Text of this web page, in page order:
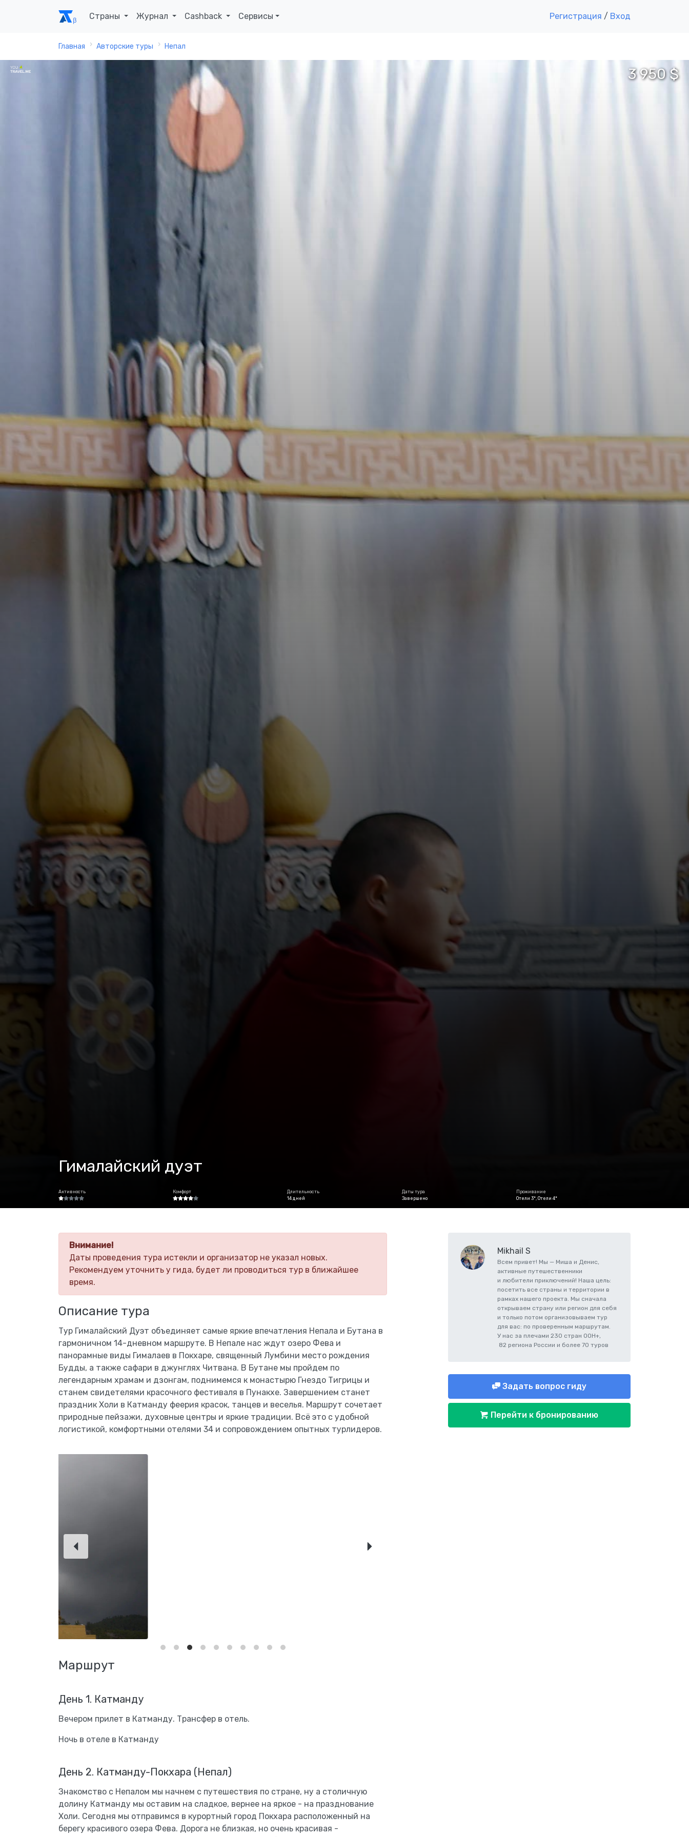
Страны Журнал Cashback Сервисы Регистрация / Вход
Главная Авторские туры Непал
3 950 $
Гималайский дуэт
Активность Комфорт
Длительность
14 дней
Даты тура
Завершено
Проживание
Отели 3*, Отели 4*
Внимание!
Даты проведения тура истекли и организатор не указал новых.
Рекомендуем уточнить у гида, будет ли проводиться тур в ближайшее
время.
Описание тура
Тур Гималайский Дуэт объединяет самые яркие впечатления Непала и Бутана в
гармоничном 14-дневном маршруте. В Непале нас ждут озеро Фева и
панорамные виды Гималаев в Покхаре, священный Лумбини место рождения
Будды, а также сафари в джунглях Читвана. В Бутане мы пройдем по
легендарным храмам и дзонгам, поднимемся к монастырю Гнездо Тигрицы и
станем свидетелями красочного фестиваля в Пунакхе. Завершением станет
праздник Холи в Катманду феерия красок, танцев и веселья. Маршрут сочетает
природные пейзажи, духовные центры и яркие традиции. Всё это с удобной
логистикой, комфортными отелями 34 и сопровождением опытных турлидеров.
Маршрут
День 1. Катманду
Вечером прилет в Катманду. Трансфер в отель.
Ночь в отеле в Катманду
День 2. Катманду-Покхара (Непал)
Знакомство с Непалом мы начнем с путешествия по стране, ну а столичную
долину Катманду мы оставим на сладкое, вернее на яркое - на празднование
Холи. Сегодня мы отправимся в курортный город Покхара расположенный на
берегу красивого озера Фева. Дорога не близкая, но очень красивая -
Mikhail S
Всем привет! Мы — Миша и Денис,
активные путешественники
и любители приключений! Наша цель:
посетить все страны и территории в
рамках нашего проекта. Мы сначала
открываем страну или регион для себя
и только потом организовываем тур
для вас: по проверенным маршрутам.
У нас за плечами 230 стран ООН+,
82 региона России и более 70 туров
Задать вопрос гиду
Перейти к бронированию